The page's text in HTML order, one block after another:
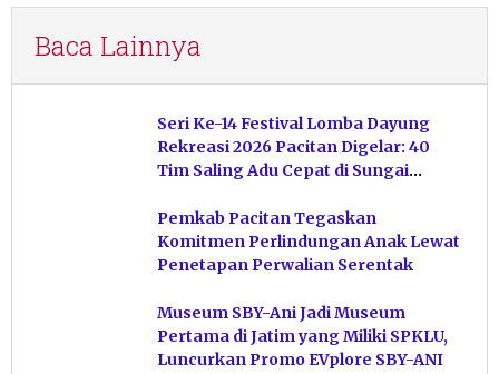
Baca Lainnya
Seri Ke-14 Festival Lomba Dayung
Rekreasi 2026 Pacitan Digelar: 40
Tim Saling Adu Cepat di Sungai
Pemkab Pacitan Tegaskan
Komitmen Perlindungan Anak Lewat
Penetapan Perwalian Serentak
Museum SBY-Ani Jadi Museum
Pertama di Jatim yang Miliki SPKLU,
Luncurkan Promo EVplore SBY-ANI